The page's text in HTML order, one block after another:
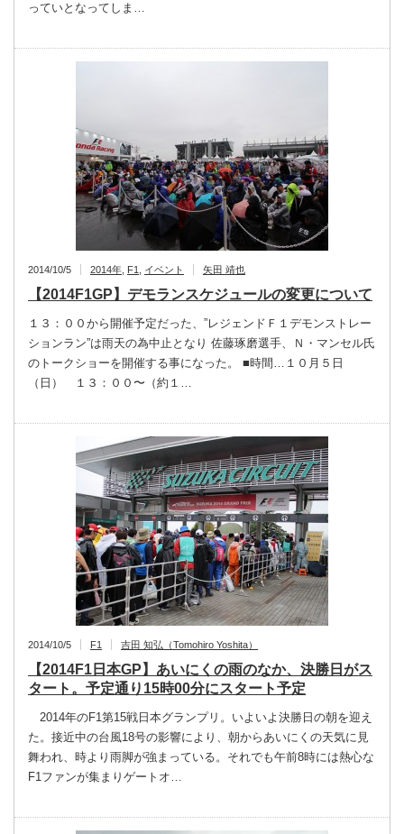
っていとなってしま…
2014/10/5 2014年 F1 イベント 矢田 靖也
【2014F1GP】デモランスケジュールの変更について
１３：００から開催予定だった、”レジェンドＦ１デモンストレー
ションラン”は雨天の為中止となり 佐藤琢磨選手、Ｎ・マンセル氏
のトークショーを開催する事になった。 ■時間…１０月５日
（日） １３：００〜（約１…
2014/10/5 F1 吉田 知弘（Tomohiro Yoshita）
【2014F1日本GP】あいにくの雨のなか、決勝日がス
タート。予定通り15時00分にスタート予定
2014年のF1第15戦日本グランプリ。いよいよ決勝日の朝を迎え
た。接近中の台風18号の影響により、朝からあいにくの天気に見
舞われ、時より雨脚が強まっている。それでも午前8時には熱心な
F1ファンが集まりゲートオ…